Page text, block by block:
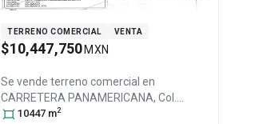
TERRENO COMERCIAL VENTA
$10,447,750 MXN
Se vende terreno comercial en
CARRETERA PANAMERICANA, Col.
Salamanca Centro,
10447 m2